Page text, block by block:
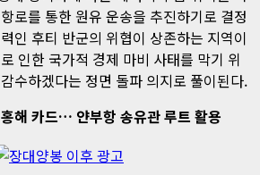
로를 통한 원유 운송을 추진하기로 결정
인 후티 반군의 위협이 상존하는 지역이
인한 국가적 경제 마비 사태를 막기 위
수하겠다는 정면 돌파 의지로 풀이된다.
해 카드… 얀부항 송유관 루트 활용